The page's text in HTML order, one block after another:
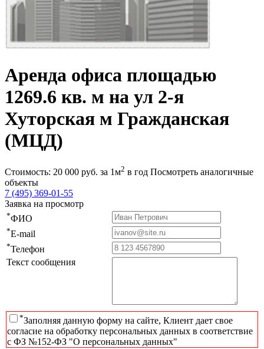
Аренда офиса площадью
1269.6 кв. м на ул 2-я
Хуторская м Гражданская
(МЦД)
Стоимость: 20 000 руб. за 1м2 в год Посмотреть аналогичные
объекты
7 (495) 369-01-55
Заявка на просмотр
*ФИО
*E-mail
*Телефон
Текст сообщения
*Заполняя данную форму на сайте, Клиент дает свое
согласие на обработку персональных данных в соответствие
с ФЗ №152-ФЗ "О персональных данных"